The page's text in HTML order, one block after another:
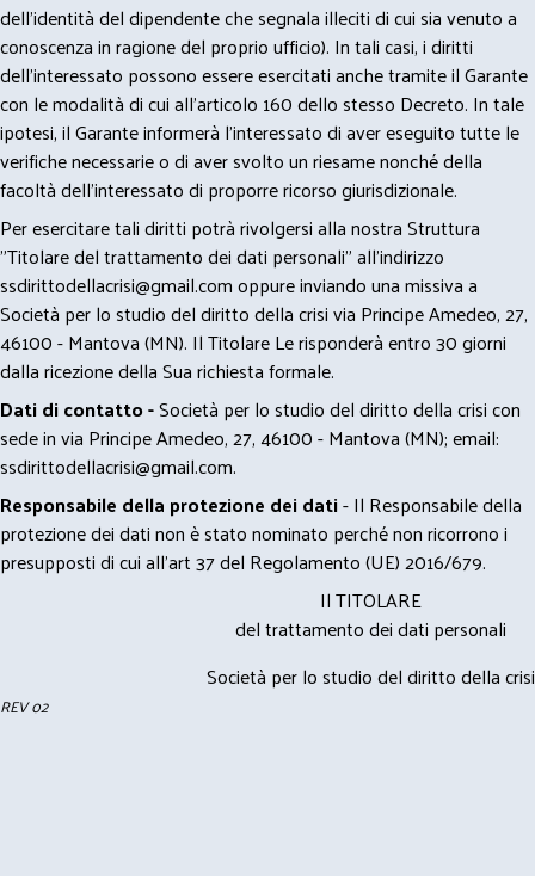
dell’identità del dipendente che segnala illeciti di cui sia venuto a
conoscenza in ragione del proprio ufficio). In tali casi, i diritti
dell’interessato possono essere esercitati anche tramite il Garante
con le modalità di cui all’articolo 160 dello stesso Decreto. In tale
ipotesi, il Garante informerà l’interessato di aver eseguito tutte le
verifiche necessarie o di aver svolto un riesame nonché della
facoltà dell’interessato di proporre ricorso giurisdizionale.
Per esercitare tali diritti potrà rivolgersi alla nostra Struttura
"Titolare del trattamento dei dati personali" all'indirizzo
ssdirittodellacrisi@gmail.comoppure inviando una missiva a
Società per lo studio del diritto della crisi via Principe Amedeo, 27,
46100 - Mantova (MN). Il Titolare Le risponderà entro 30 giorni
dalla ricezione della Sua richiesta formale.
Dati di contatto -Società per lo studio del diritto della crisi con
sede in via Principe Amedeo, 27, 46100 - Mantova (MN); email:
ssdirittodellacrisi@gmail.com.
Responsabile della protezione dei dati- Il Responsabile della
protezione dei dati non è stato nominato perché non ricorrono i
presupposti di cui all’art 37 del Regolamento (UE) 2016/679.
Il TITOLARE
del trattamento dei dati personali
Società per lo studio del diritto della crisi
REV 02